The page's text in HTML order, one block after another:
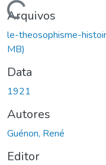
Arquivos
le-theosophisme-
MB)
Data
1921
Autores
Guénon, René
Editor